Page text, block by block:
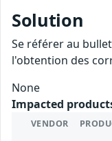
Solution
Se référer au
l'obtention des
None
Impacted
VENDOR